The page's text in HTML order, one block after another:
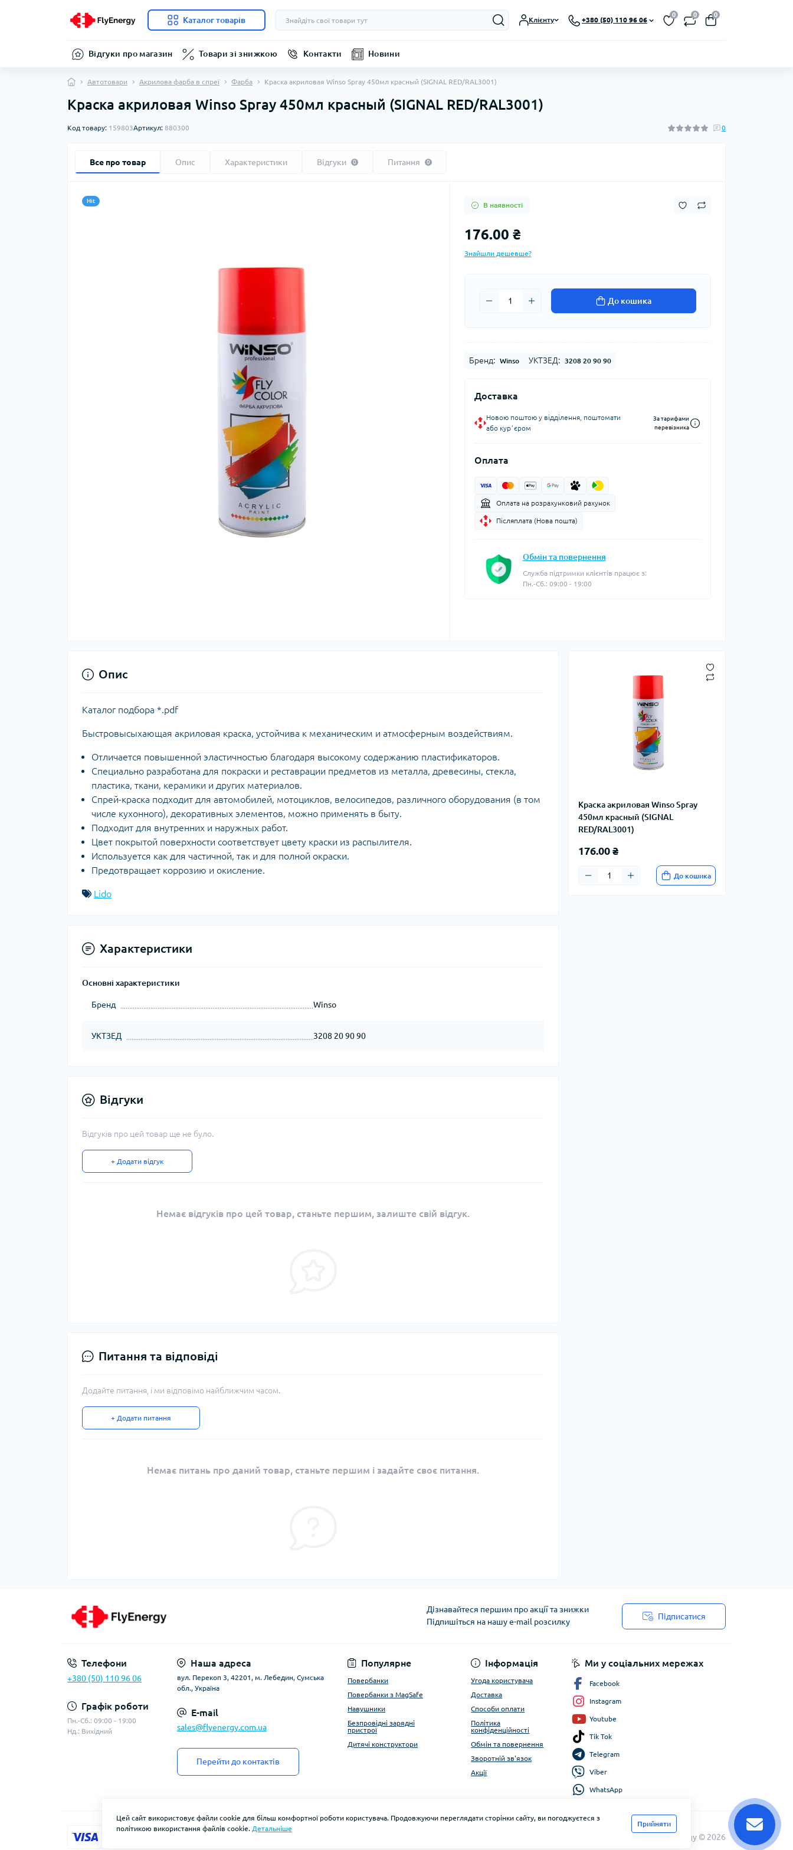
Каталог товарів Клієнту +380 (50) 110 96 06
0 0 0
Відгуки про магазин Товари зі знижкою Контакти Новини
Автотовари Акрилова фарба в спреї Фарба Краска акриловая Winso Spray 450мл красный (SIGNAL RED/RAL3001)
Краска акриловая Winso Spray 450мл красный (SIGNAL RED/RAL3001)
Код товару: 159803Артикул: 880300 0
Все про товар Опис Характеристики Відгуки 0 Питання 0
Hit
В наявності
176.00 ₴
Знайшли дешевше?
До кошика
Бренд: Winso УКТЗЕД: 3208 20 90 90
Доставка
Новою поштою у відділення, поштомати
або курʼєром
За тарифами
перевізника
Оплата
Оплата на розрахунковий рахунок
Післяплата (Нова пошта)
Обмін та повернення
Служба підтримки клієнтів працює з:
Пн.-Сб.: 09:00 - 19:00
Краска акриловая Winso Spray
450мл красный (SIGNAL
RED/RAL3001)
176.00 ₴
До кошика
Опис
Каталог подбора *.pdf
Быстровысыхающая акриловая краска, устойчива к механическим и атмосферным воздействиям.
Отличается повышенной эластичностью благодаря высокому содержанию пластификаторов.
Специально разработана для покраски и реставрации предметов из металла, древесины, стекла,
пластика, ткани, керамики и других материалов.
Спрей-краска подходит для автомобилей, мотоциклов, велосипедов, различного оборудования (в том
числе кухонного), декоративных элементов, можно применять в быту.
Подходит для внутренних и наружных работ.
Цвет покрытой поверхности соответствует цвету краски из распылителя.
Используется как для частичной, так и для полной окраски.
Предотвращает коррозию и окисление.
Lido
Характеристики
Основні характеристики
Бренд Winso
УКТЗЕД 3208 20 90 90
Відгуки
Відгуків про цей товар ще не було.
+ Додати відгук
Немає відгуків про цей товар, станьте першим, залиште свій відгук.
Питання та відповіді
Додайте питання, і ми відповімо найближчим часом.
+ Додати питання
Немає питань про даний товар, станьте першим і задайте своє питання.
Дізнавайтеся першим про акції та знижки
Підпишіться на нашу e-mail розсилку
Підписатися
Телефони
+380 (50) 110 96 06
Графік роботи
Пн.-Сб.: 09:00 - 19:00
Нд.: Вихідний
Наша адреса
вул. Перекоп 3, 42201, м. Лебедин, Сумська
обл., Україна
E-mail
sales@flyenergy.com.ua
Перейти до контактів
Популярне
Повербанки
Повербанки з MagSafe
Навушники
Безпровідні зарядні
пристрої
Дитячі конструктори
Інформація
Угода користувача
Доставка
Способи оплати
Політика
конфіденційності
Обмін та повернення
Зворотній зв'язок
Акції
Ми у соціальних мережах
Facebook
Instagram
Youtube
Tik Tok
Telegram
Viber
WhatsApp
FlyEnergy © 2026
Цей сайт використовує файли cookie для більш комфортної роботи користувача. Продовжуючи переглядати сторінки сайту, ви погоджуєтеся з
політикою використання файлів cookie. Детальніше
Прийняти